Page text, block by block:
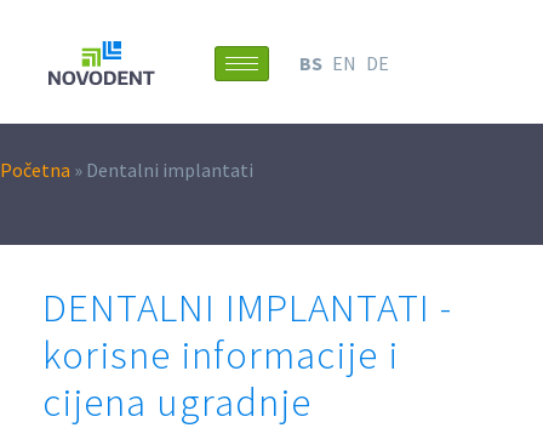
BS EN DE
Početna » Dentalni implantati
DENTALNI IMPLANTATI -
korisne informacije i
cijena ugradnje